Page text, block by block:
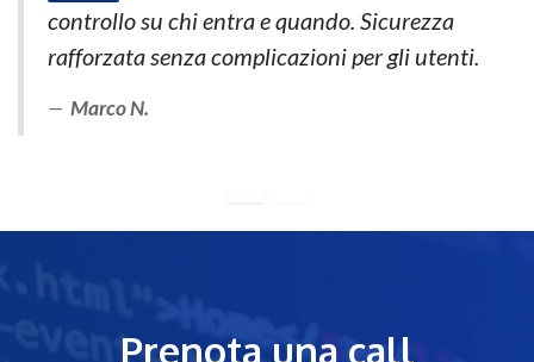
controllo su chi entra e quando. Sicurezza
rafforzata senza complicazioni per gli utenti.
Marco N.
Prenota una call